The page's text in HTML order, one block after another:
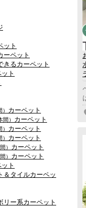
ット
ーペット
きるカーペット
ト
カーペット
間） カーペット
カーペット
カーペット
） カーペット
） カーペット
ト
＆タイルカーペッ
リー系カーペット